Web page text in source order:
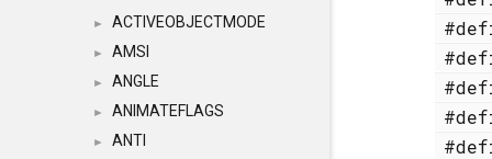
► ACTIVEOBJECTMODE
► AMSI
► ANGLE
► ANIMATEFLAGS
► ANTI